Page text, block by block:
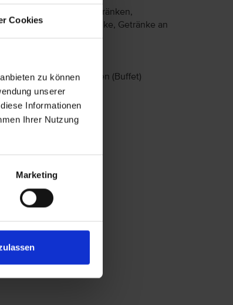
Cookies
zu können
unserer
Informationen
Ihrer Nutzung
Marketing
an alkoholfreien Getränken,
alkoholische Getränke, Getränke an
(10:00 - 00:00 Uhr)
(Buffet), Abendessen (Buffet)